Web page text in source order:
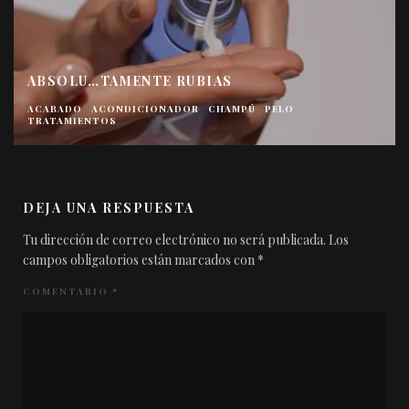
ABSOLU…TAMENTE RUBIAS
ACABADO ACONDICIONADOR CHAMPÚ
PELO
TRATAMIENTOS
DEJA UNA RESPUESTA
Tu dirección de correo electrónico no será publicada. Los
campos obligatorios están marcados con *
COMENTARIO *